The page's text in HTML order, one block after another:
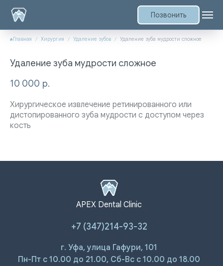
Позвонить
Главная Хирургия Удаление зубов Удаление зуба мудрости сложное
Удаление зуба мудрости сложное
10 000 р.
Хирургическое извлечение ретинированного или
дистопированного зуба мудрости с доступом через
кость
APEX Dental Clinic
+7 (347)214-93-32
г. Уфа, улица Гафури, 101
Пн-Пт с 10.00 до 21.00, Сб-Вс с 10.00 до 18.00
Ответы на
УСЛУГИ
Лечение зубов